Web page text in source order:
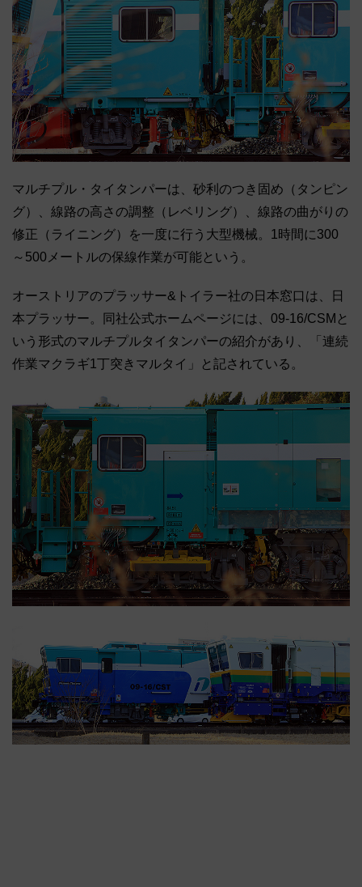
マルチプル・タイタンパーは、砂利のつき固め（タンピン
グ）、線路の高さの調整（レベリング）、線路の曲がりの
修正（ライニング）を一度に行う大型機械。1時間に300
～500メートルの保線作業が可能という。
オーストリアのプラッサー&トイラー社の日本窓口は、日
本プラッサー。同社公式ホームページには、09-16/CSMと
いう形式のマルチプルタイタンパーの紹介があり、「連続
作業マクラギ1丁突きマルタイ」と記されている。